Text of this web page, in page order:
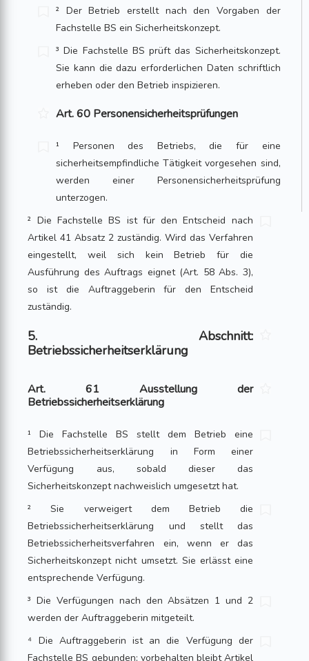
² Der Betrieb erstellt nach den Vorgaben der
Fachstelle BS ein Sicherheitskonzept.
³ Die Fachstelle BS prüft das Sicherheitskonzept.
Sie kann die dazu erforderlichen Daten schriftlich
erheben oder den Betrieb inspizieren.
Art. 60 Personensicherheitsprüfungen
¹ Personen des Betriebs, die für eine
sicherheitsempfindliche Tätigkeit vorgesehen sind,
werden einer Personensicherheitsprüfung
unterzogen.
² Die Fachstelle BS ist für den Entscheid nach
Artikel 41 Absatz 2 zuständig. Wird das Verfahren
eingestellt, weil sich kein Betrieb für die
Ausführung des Auftrags eignet (Art. 58 Abs. 3),
so ist die Auftraggeberin für den Entscheid
zuständig.
5. Abschnitt:
Betriebssicherheitserklärung
Art. 61 Ausstellung der
Betriebssicherheitserklärung
¹ Die Fachstelle BS stellt dem Betrieb eine
Betriebssicherheitserklärung in Form einer
Verfügung aus, sobald dieser das
Sicherheitskonzept nachweislich umgesetzt hat.
² Sie verweigert dem Betrieb die
Betriebssicherheitserklärung und stellt das
Betriebssicherheitsverfahren ein, wenn er das
Sicherheitskonzept nicht umsetzt. Sie erlässt eine
entsprechende Verfügung.
³ Die Verfügungen nach den Absätzen 1 und 2
werden der Auftraggeberin mitgeteilt.
⁴ Die Auftraggeberin ist an die Verfügung der
Fachstelle BS gebunden; vorbehalten bleibt Artikel